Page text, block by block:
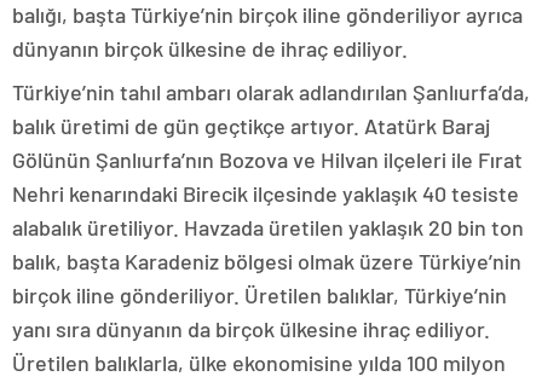
balığı, başta Türkiye’nin birçok iline gönderiliyor ayrıca
dünyanın birçok ülkesine de ihraç ediliyor.
Türkiye’nin tahıl ambarı olarak adlandırılan Şanlıurfa’da,
balık üretimi de gün geçtikçe artıyor. Atatürk Baraj
Gölünün Şanlıurfa’nın Bozova ve Hilvan ilçeleri ile Fırat
Nehri kenarındaki Birecik ilçesinde yaklaşık 40 tesiste
alabalık üretiliyor. Havzada üretilen yaklaşık 20 bin ton
balık, başta Karadeniz bölgesi olmak üzere Türkiye’nin
birçok iline gönderiliyor. Üretilen balıklar, Türkiye’nin
yanı sıra dünyanın da birçok ülkesine ihraç ediliyor.
Üretilen balıklarla, ülke ekonomisine yılda 100 milyon